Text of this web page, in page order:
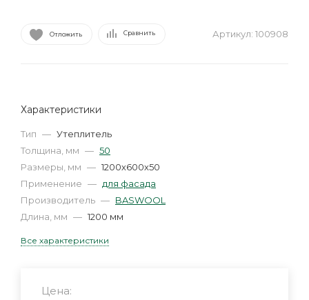
Отложить Сравнить Артикул: 100908
Характеристики
Тип — Утеплитель
Толщина, мм — 50
Размеры, мм — 1200х600х50
Применение — для фасада
Производитель — BASWOOL
Длина, мм — 1200 мм
Все характеристики
Цена: